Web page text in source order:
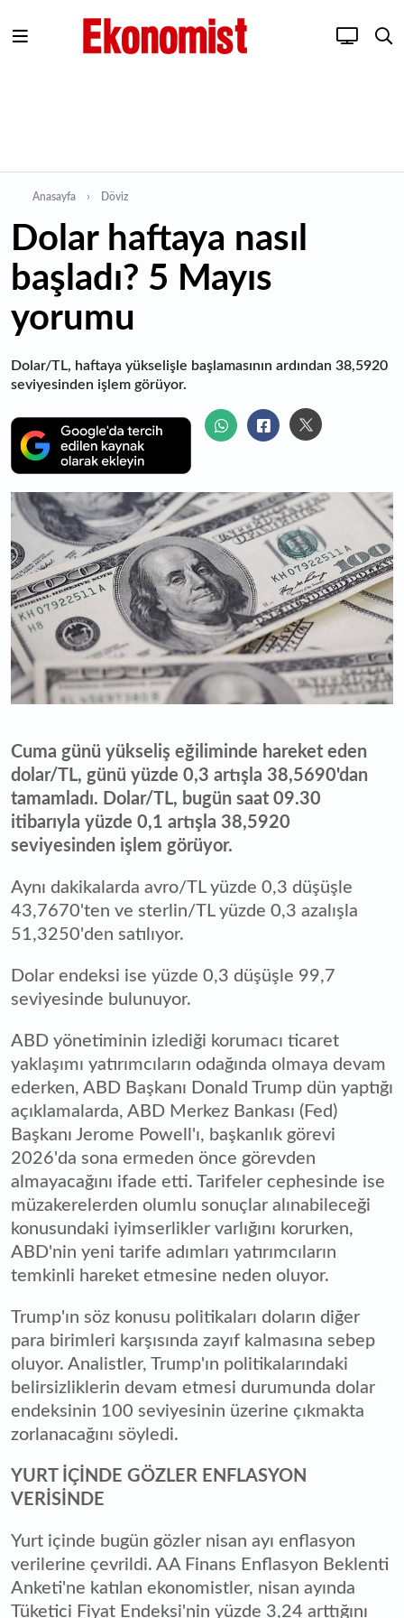
Anasayfa Döviz
Dolar haftaya nasıl
başladı? 5 Mayıs
yorumu
Dolar/TL, haftaya yükselişle başlamasının ardından 38,5920
seviyesinden işlem görüyor.
Cuma günü yükseliş eğiliminde hareket eden
dolar/TL, günü yüzde 0,3 artışla 38,5690'dan
tamamladı. Dolar/TL, bugün saat 09.30
itibarıyla yüzde 0,1 artışla 38,5920
seviyesinden işlem görüyor.
Aynı dakikalarda avro/TL yüzde 0,3 düşüşle
43,7670'ten ve sterlin/TL yüzde 0,3 azalışla
51,3250'den satılıyor.
Dolar endeksi ise yüzde 0,3 düşüşle 99,7
seviyesinde bulunuyor.
ABD yönetiminin izlediği korumacı ticaret
yaklaşımı yatırımcıların odağında olmaya devam
ederken, ABD Başkanı Donald Trump dün yaptığı
açıklamalarda, ABD Merkez Bankası (Fed)
Başkanı Jerome Powell'ı, başkanlık görevi
2026'da sona ermeden önce görevden
almayacağını ifade etti. Tarifeler cephesinde ise
müzakerelerden olumlu sonuçlar alınabileceği
konusundaki iyimserlikler varlığını korurken,
ABD'nin yeni tarife adımları yatırımcıların
temkinli hareket etmesine neden oluyor.
Trump'ın söz konusu politikaları doların diğer
para birimleri karşısında zayıf kalmasına sebep
oluyor. Analistler, Trump'ın politikalarındaki
belirsizliklerin devam etmesi durumunda dolar
endeksinin 100 seviyesinin üzerine çıkmakta
zorlanacağını söyledi.
YURT İÇİNDE GÖZLER ENFLASYON
VERİSİNDE
Yurt içinde bugün gözler nisan ayı enflasyon
verilerine çevrildi. AA Finans Enflasyon Beklenti
Anketi'ne katılan ekonomistler, nisan ayında
Tüketici Fiyat Endeksi'nin yüzde 3,24 arttığını